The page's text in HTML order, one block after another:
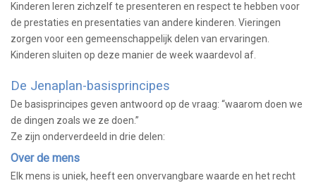
Kinderen leren zichzelf te presenteren en respect te hebben voor
de prestaties en presentaties van andere kinderen. Vieringen
zorgen voor een gemeenschappelijk delen van ervaringen.
Kinderen sluiten op deze manier de week waardevol af.
De Jenaplan-basisprincipes
De basisprincipes geven antwoord op de vraag: “waarom doen we
de dingen zoals we ze doen.”
Ze zijn onderverdeeld in drie delen:
Over de mens
Elk mens is uniek, heeft een onvervangbare waarde en het recht